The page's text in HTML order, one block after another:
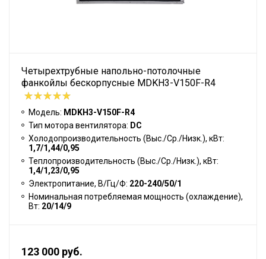
Четырехтрубные напольно-потолочные
фанкойлы бескорпусные MDKH3-V150F-R4
Модель: MDKH3-V150F-R4
Тип мотора вентилятора: DC
Холодопроизводительность (Выс./Ср./Низк.), кВт:
1,7/1,44/0,95
Теплопроизводительность (Выс./Ср./Низк.), кВт:
1,4/1,23/0,95
Электропитание, В/Гц/Ф: 220-240/50/1
Номинальная потребляемая мощность (охлаждение),
Вт: 20/14/9
123 000 руб.